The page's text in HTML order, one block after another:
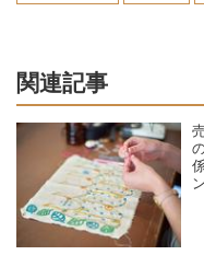
関連記事